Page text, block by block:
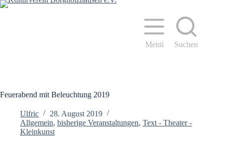
Zum
Menü Suchen
Feuerabend mit Beleuchtung 2019
Ulfric
28. August 2019
Allgemein, bisherige Veranstaltungen, Text - Theater -
Kleinkunst